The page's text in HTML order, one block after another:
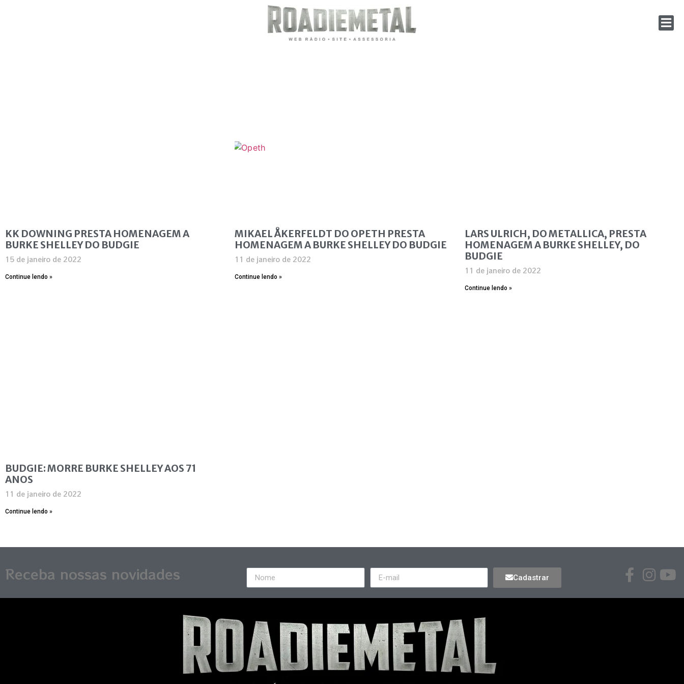
KK DOWNING PRESTA HOMENAGEM A
BURKE SHELLEY DO BUDGIE
15 de janeiro de 2022
Continue lendo »
MIKAEL ÅKERFELDT DO OPETH PRESTA
HOMENAGEM A BURKE SHELLEY DO BUDGIE
11 de janeiro de 2022
Continue lendo »
LARS ULRICH, DO METALLICA, PRESTA
HOMENAGEM A BURKE SHELLEY, DO
BUDGIE
11 de janeiro de 2022
Continue lendo »
BUDGIE: MORRE BURKE SHELLEY AOS 71
ANOS
11 de janeiro de 2022
Continue lendo »
Receba nossas novidades Cadastrar